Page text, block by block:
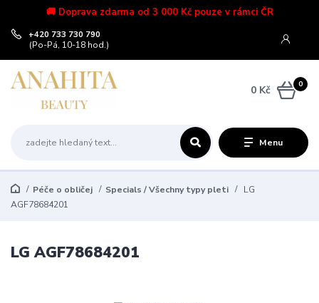
🚚 Doprava zdarma od 3 000 Kč pouze v rámci ČR
Menu
+420 733 730 790
(Po-Pá, 10-18 hod.)
0
0 Kč
Péče o obličej Specials / Všechny typy pleti
LG
AGF78684201
LG AGF78684201